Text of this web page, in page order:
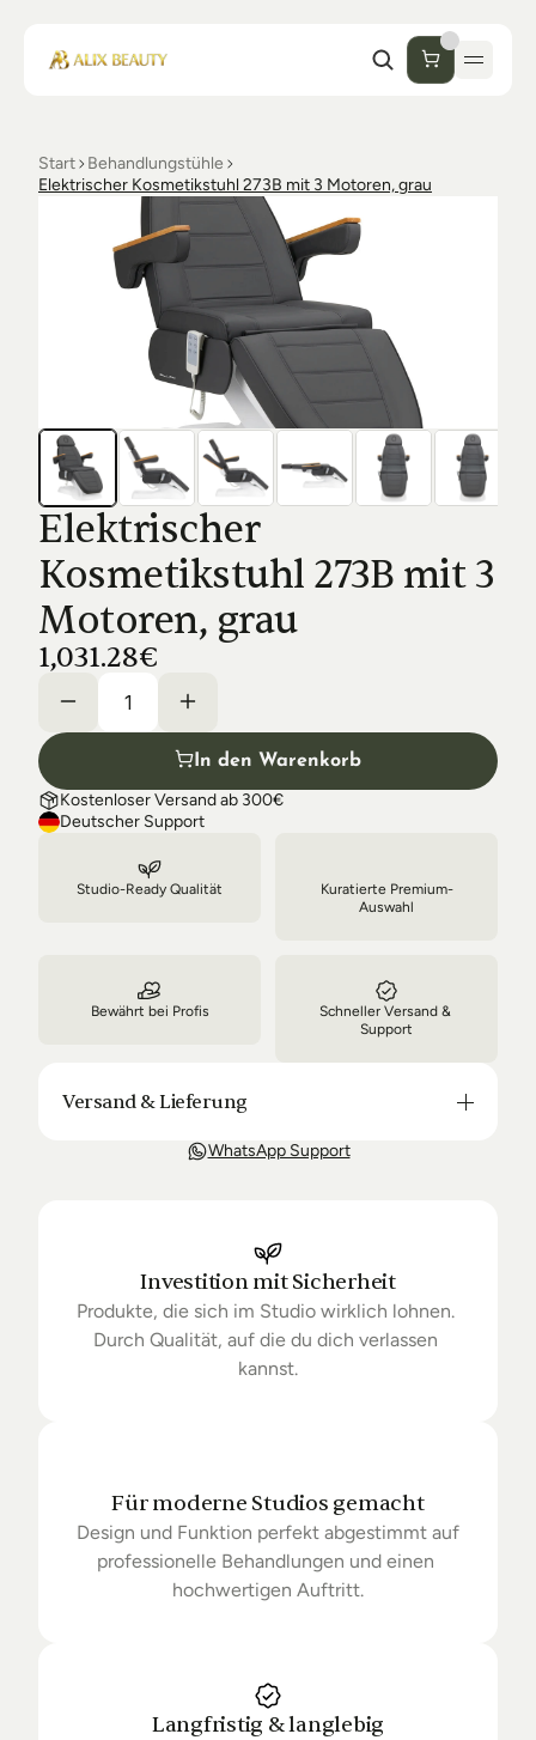
Start
Unternehmen
Einrichtung Studio
Desinfektion
Ästhetik
Luxmer
FAQs
Orders & Returns
Start
Behandlungstühle
Elektrischer Kosmetikstuhl 273B mit 3 Motoren, grau
Elektrischer
Kosmetikstuhl 273B mit 3
Motoren, grau
1,031.28€
In den Warenkorb
Kostenloser Versand ab 300€
Deutscher Support
Studio-Ready Qualität
Kuratierte Premium-
Auswahl
Bewährt bei Profis
Schneller Versand &
Support
Versand & Lieferung
Unsere Lieferung ist in der Regel in 3-8 Tagen bei
Lieferung unter Umständen um einige Tage
verzögern.
WhatsApp Support
Investition mit Sicherheit
Produkte, die sich im Studio wirklich lohnen.
Durch Qualität, auf die du dich verlassen
kannst.
Für moderne Studios gemacht
Design und Funktion perfekt abgestimmt auf
professionelle Behandlungen und einen
hochwertigen Auftritt.
Langfristig & langlebig